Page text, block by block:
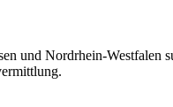
und Nordrhein-